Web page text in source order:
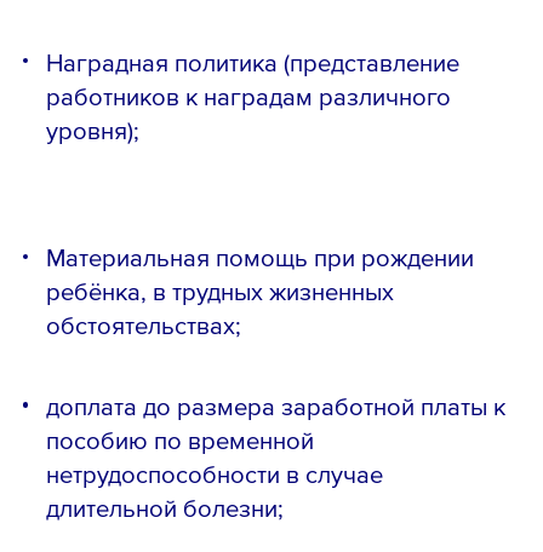
Наградная политика (представление
работников к наградам различного
уровня);
Материальная помощь при рождении
ребёнка, в трудных жизненных
обстоятельствах;
доплата до размера заработной платы к
пособию по временной
нетрудоспособности в случае
длительной болезни;
Телефон *